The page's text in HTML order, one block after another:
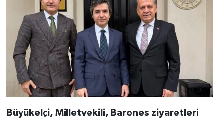
Büyükelçi, Milletvekili, Barones ziyaretleri